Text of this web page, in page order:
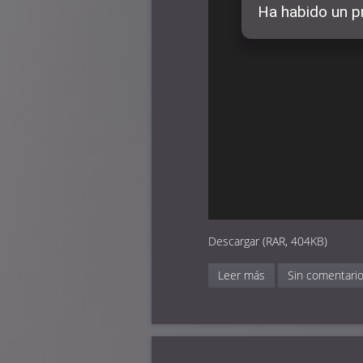
Descargar (RAR, 404KB)
Leer más Sin